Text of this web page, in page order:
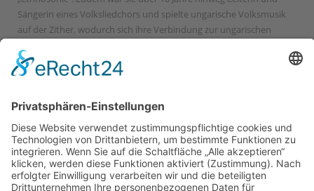
Sängerin eines Volksliedchors und spielte ungarische Volksmusik
auf der Zither, wodurch sich ihre Verbindung zur ungarischen
Im erfolgreichen Theaterstück „Jüdische Märchen“ wirkte sie als
zur Business- und Kunstmanagerin. Dadurch konnte sie
künstlerische und organisatorische Kompetenzen verbinden.
Veronikas Ziel ist es, die Traditionen der ungarischen Hubay-Schule
zu pflegen und weiterzugeben. Insbesondere möchte sie die Werke
ungarischer Komponisten wie József Bloch, Jenő Hubay und Frigyes